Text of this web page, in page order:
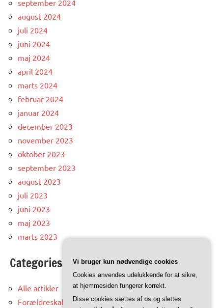
september 2024
august 2024
juli 2024
juni 2024
maj 2024
april 2024
marts 2024
februar 2024
januar 2024
december 2023
november 2023
oktober 2023
september 2023
august 2023
juli 2023
juni 2023
maj 2023
marts 2023
Categories
Alle artikler
Forældreskab
Vi bruger kun nødvendige cookies
Cookies anvendes udelukkende for at sikre,
at hjemmesiden fungerer korrekt.
Disse cookies sættes af os og slettes